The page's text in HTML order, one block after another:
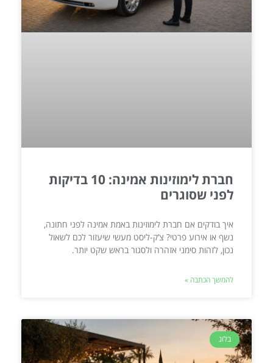
חברת לימוזינות אמינה: 10 בדיקות
לפני שסוגרים
איך בודקים אם חברת לימוזינות באמת אמינה לפני חתונה,
נשף או אירוע פרטי? צ’ק-ליסט מעשי שיעזור לכם לשאול
נכון, לזהות סימני אזהרה ולסגור בראש שקט יותר.
להמשך הכתבה »
בלוג